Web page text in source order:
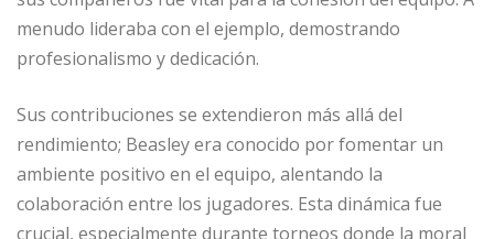
menudo lideraba con el ejemplo, demostrando
profesionalismo y dedicación.
Sus contribuciones se extendieron más allá del
rendimiento; Beasley era conocido por fomentar un
ambiente positivo en el equipo, alentando la
colaboración entre los jugadores. Esta dinámica fue
crucial, especialmente durante torneos donde la moral